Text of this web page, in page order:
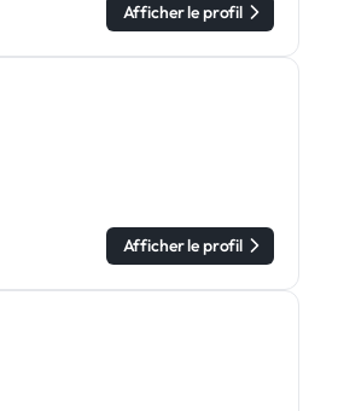
Afficher le profil
Afficher le profil